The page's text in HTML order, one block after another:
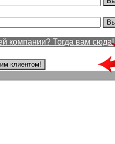
компании? Тогда вам сюда!